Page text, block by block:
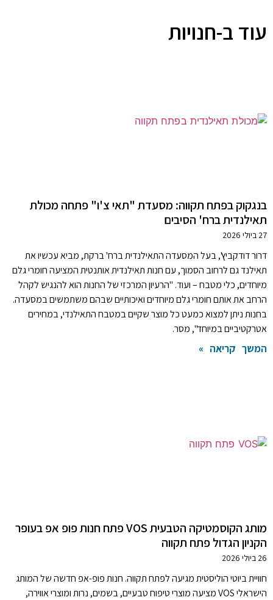
עוד ב-חנויות
בנגקוק בפתח תקווה: מסעדת "תאי צ'ו" פתחה מכולת
תאילנדית ברח' הסיבים
27 ביולי 2026
דרור דודקביץ', בעל המסעדה התאילנדית ברח' ברקת, מביא עכשיו את
תאילנד גם לרחוב הסמוך, עם חנות תאילנדית אותנטית המציעה חומרי גלם
מיוחדים, כלי מטבח – ועוד. "הרעיון המרכזי של החנות הוא להנגיש לקהל
הרחב את אותם חומרי גלם מיוחדים ואיכותיים שבהם משתמשים במסעדה.
בחנות ניתן למצוא כמעט כל מוצר שקיים במטבח התאילנדי, במחירים
אטרקטיביים במיוחד", מסר.
המשך קריאה »
מותג הקוסמטיקה הטבעית VOS פתח חנות פופ אפ בעופר
הקניון הגדול פתח תקווה
26 ביולי 2026
חוויית ביוטי הוליסטית מגיעה לפתח תקווה. חנות פופ-אפ חדשה של המותג
הישראלי VOS מציעה מוצרי טיפוח טבעיים, בשמים, נרות ומוצרי אווירה,